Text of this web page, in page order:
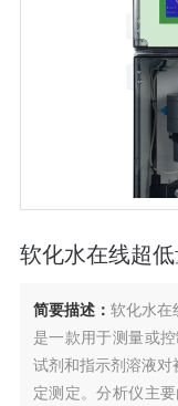
软化水在线超
简要描述：软化水在
是一款用于测量或
试剂和指示剂溶液
定测定。分析仪主